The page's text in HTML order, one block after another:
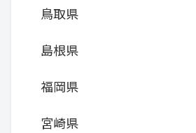
鳥取県
島根県
福岡県
宮崎県